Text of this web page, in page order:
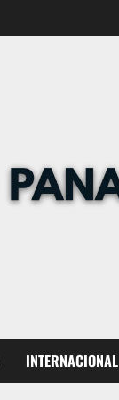
INTERNACIONAL